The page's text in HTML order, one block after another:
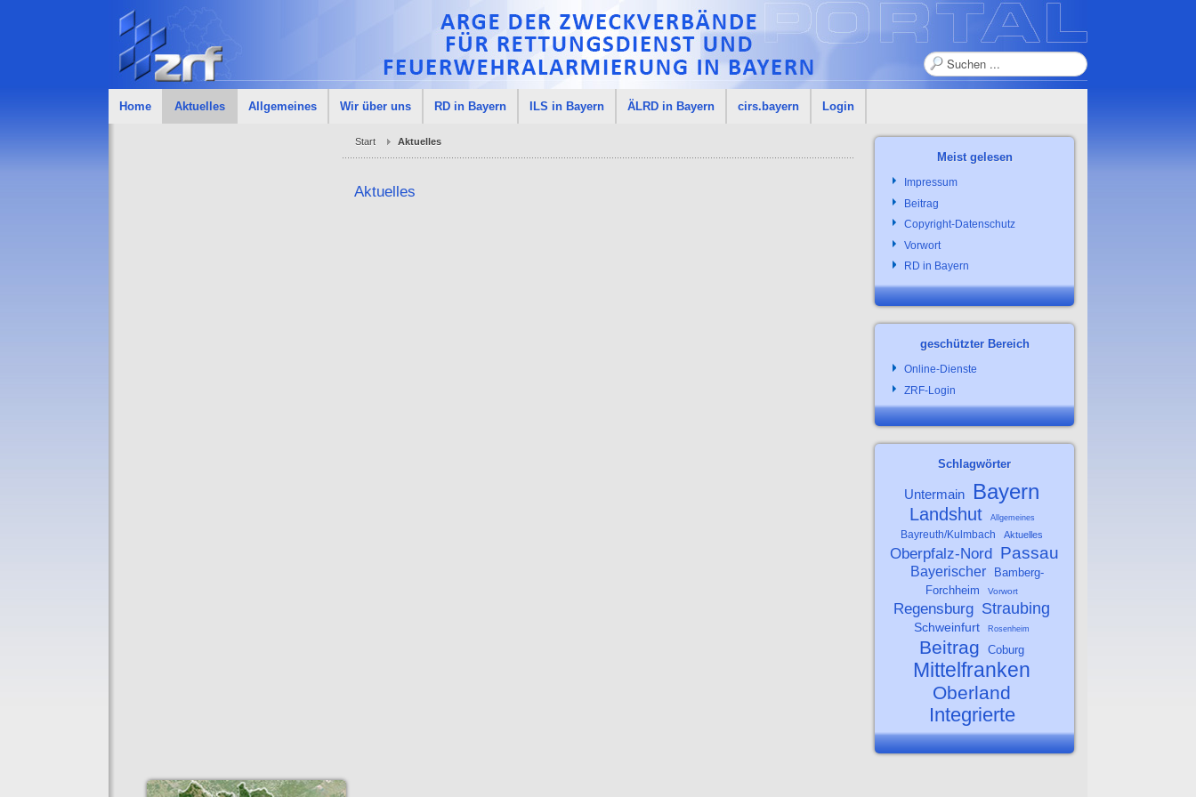
Suchen
Home Aktuelles Allgemeines Wir über uns RD in Bayern ILS in Bayern ÄLRD in Bayern cirs.bayern Login
Start Aktuelles
Aktuelles
Meist gelesen
Impressum
Beitrag
Copyright-Datenschutz
Vorwort
RD in Bayern
geschützter Bereich
Online-Dienste
ZRF-Login
Schlagwörter
Untermain Bayern
Landshut Allgemeines
Bayreuth/Kulmbach Aktuelles
Oberpfalz-Nord Passau
Bayerischer
Bamberg-
Forchheim
Vorwort
Regensburg Straubing
Schweinfurt Rosenheim
Beitrag Coburg
Mittelfranken
Oberland
Integrierte